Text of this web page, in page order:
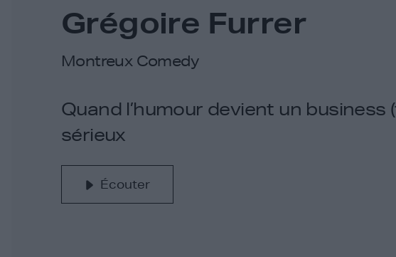
Grégoire Furrer
Montreux Comedy
Quand l’humour devient un business
sérieux
Écouter